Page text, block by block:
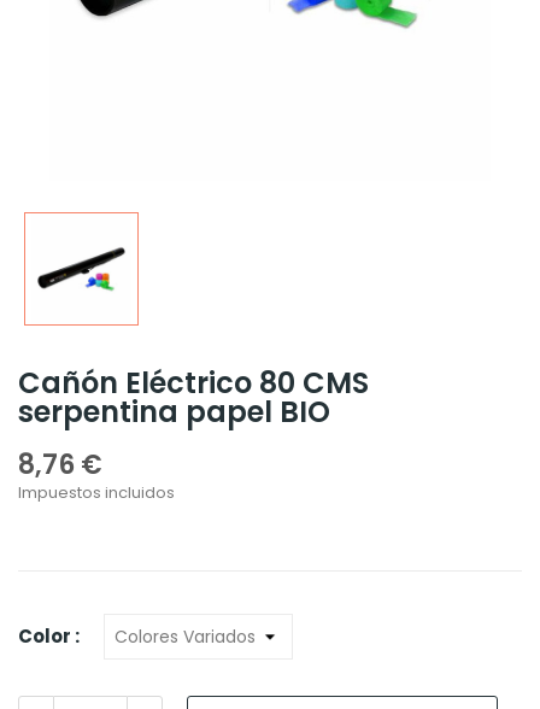
Cañón Eléctrico 80 CMS
serpentina papel BIO
8,76 €
Impuestos incluidos
Color :